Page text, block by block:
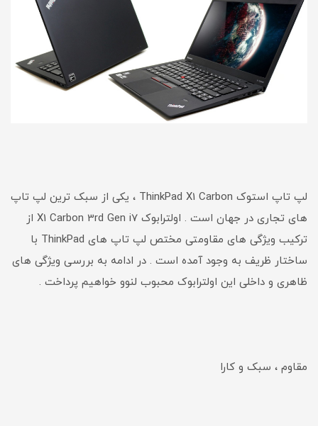
لپ تاپ استوک ThinkPad X1 Carbon ، یکی از سبک ترین لپ تاپ
های تجاری در جهان است . اولترابوک X1 Carbon 3rd Gen i7 از
ترکیب ویژگی های مقاومتی مختص لپ تاپ های ThinkPad با
ساختار ظریف به وجود آمده است . در ادامه به بررسی ویژگی های
ظاهری و داخلی این اولترابوک محبوب لنوو خواهیم پرداخت .
مقاوم ، سبک و کارا